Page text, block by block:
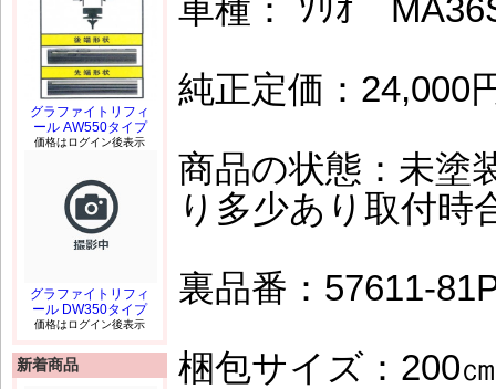
車種： ｿﾘｵ
純正定価：24,000
商品の状態：未塗
り多少あり取付時
裏品番：57611-
梱包サイズ：200㎝
グラファイトリフィ
ール AW550タイプ
価格はログイン後表示
グラファイトリフィ
ール DW350タイプ
価格はログイン後表示
新着商品